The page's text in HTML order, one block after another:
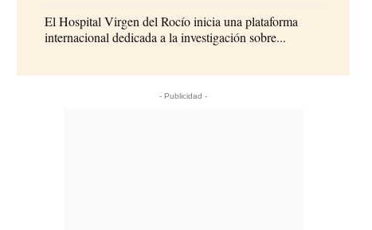
El Hospital Virgen del Rocío inicia una plataforma
internacional dedicada a la investigación sobre...
- Publicidad -